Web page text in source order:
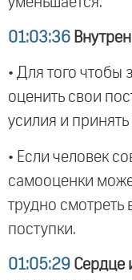
01:03:36
• Для того чтобы
оценить свои
усилия и
• Если человек
самооценки
трудно смотреть
поступки.
01:05:29 Сердце